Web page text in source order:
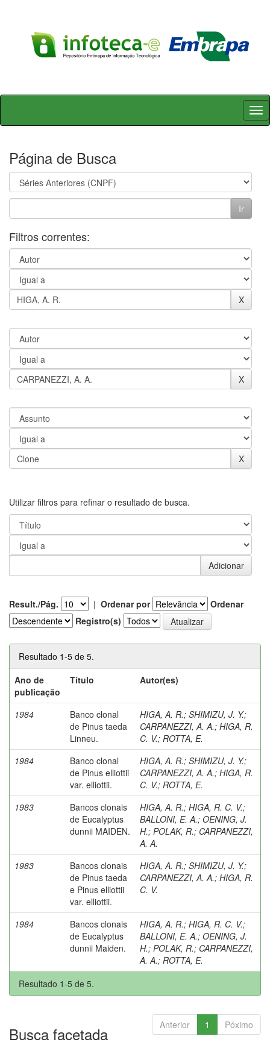
Skip
Página de Busca
Filtros correntes:
Utilizar filtros para refinar o resultado de busca.
Result./Pág. | Ordenar por
Ordenar
Registro(s)
Resultado 1-5 de 5.
Ano de
publicação
Título Autor(es)
1984
Banco clonal
de Pinus taeda
Linneu.
HIGA, A. R.; SHIMIZU, J. Y.;
CARPANEZZI, A. A.; HIGA, R.
C. V.; ROTTA, E.
1984
Banco clonal
de Pinus elliottii
var. elliottii.
HIGA, A. R.; SHIMIZU, J. Y.;
CARPANEZZI, A. A.; HIGA, R.
C. V.; ROTTA, E.
1983
Bancos clonais
de Eucalyptus
dunnii MAIDEN.
HIGA, A. R.; HIGA, R. C. V.;
BALLONI, E. A.; OENING, J.
H.; POLAK, R.; CARPANEZZI,
A. A.
1983
Bancos clonais
de Pinus taeda
e Pinus elliottii
var. elliottii.
HIGA, A. R.; SHIMIZU, J. Y.;
CARPANEZZI, A. A.; HIGA, R.
C. V.
1984
Bancos clonais
de Eucalyptus
dunnii Maiden.
HIGA, A. R.; HIGA, R. C. V.;
BALLONI, E. A.; OENING, J.
H.; POLAK, R.; CARPANEZZI,
A. A.; ROTTA, E.
Resultado 1-5 de 5.
Anterior 1 Póximo
Busca facetada